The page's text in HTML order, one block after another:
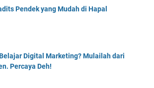
Pendek yang Mudah di Hapal
Digital Marketing? Mulailah dari
Percaya Deh!